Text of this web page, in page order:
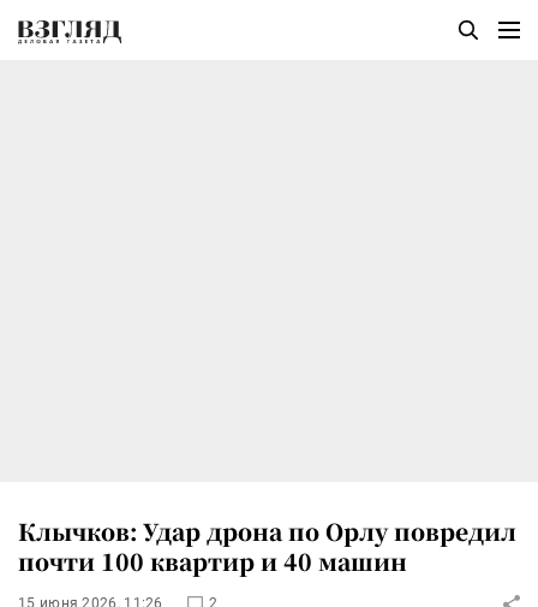
Клычков: Удар дрона по Орлу повредил
почти 100 квартир и 40 машин
15 июня 2026, 11:26 2